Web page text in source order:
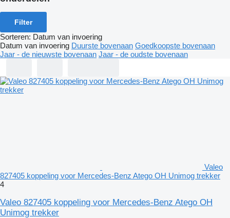
Filter
Sorteren: Datum van invoering
Datum van invoering Duurste bovenaan Goedkoopste bovenaan
Jaar - de nieuwste bovenaan Jaar - de oudste bovenaan
Valeo
827405 koppeling voor Mercedes-Benz Atego OH Unimog trekker
4
Valeo 827405 koppeling voor Mercedes-Benz Atego OH
Unimog trekker